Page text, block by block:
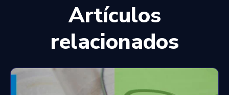
Artículos
relacionados